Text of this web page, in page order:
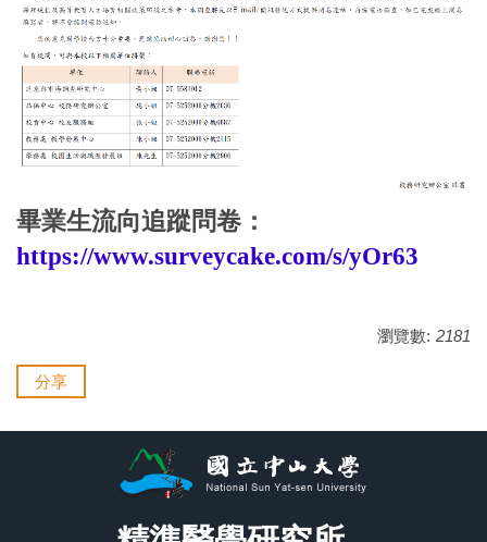
畢業生流向追蹤問卷：
https://www.surveycake.com/s/yOr63
瀏覽數: 2181
分享